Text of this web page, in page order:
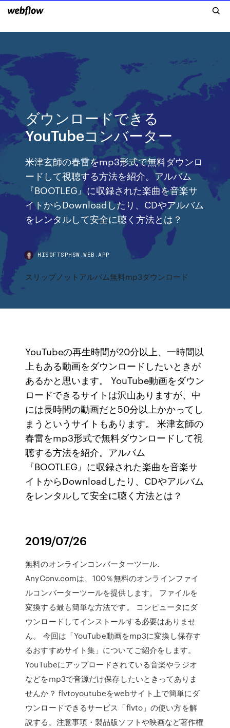
ダウンロードできる
YouTubeコンバーター
米津玄師の春雷をmp3形式で無料ダウンロ
ードして視聴する方法を紹介。アルバム
『BOOTLEG』に収録された楽曲を音楽サ
イトからDownloadしたり、CDやアルバム
をレンタルして安全に聴く方法とは？
HISOFTSPHSW.WEB.APP
スリップノットアルバム無料mp3ダウンロード
YouTubeの再生時間が20分以上、一時間以
上もある動画をダウンロードしたいときが
あるかと思います。 YouTube動画をダウン
ロードできるサイトは沢山ありますが、中
には長時間の動画だと50分以上かかってし
まうというサイトもあります。 米津玄師の
春雷をmp3形式で無料ダウンロードして視
聴する方法を紹介。アルバム
『BOOTLEG』に収録された楽曲を音楽サ
イトからDownloadしたり、CDやアルバム
をレンタルして安全に聴く方法とは？
2019/07/26
無料のオンラインコンバーターツール.
AnyConv.comは、100％無料のオンラインファイ
ルコンバーターツールを提供します。 ファイルを
変換する最も簡単な方法です。 コンピュータにダ
ウンロードしてインストールする必要はありませ
ん。 今回は「YouTube動画をmp3に変換し保存す
るおすすめサイト集」についてご紹介をします。
YouTubeにアップロードされている音楽やラジオ
などをmp3で音源だけ保存したいときってありま
せんか？ flvtoyoutubeをwebサイト上で簡単にダ
ウンロードできるサービス「flvto」の使い方を解
説する。注意事項・製品版ソフトや映画など著作権